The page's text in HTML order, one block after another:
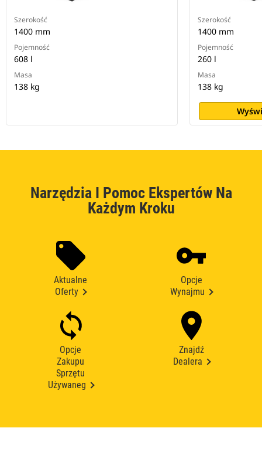
Szerokość
1400 mm
Pojemność
608 l
Masa
138 kg
Szerokość
1400 mm
Pojemność
260 l
Masa
138 kg
Narzędzia I Pomoc Ekspertów Na
Każdym Kroku
Aktualne
Oferty
Opcje
Wynajmu
Opcje
Zakupu
Sprzętu
Używaneg
Znajdź
Dealera